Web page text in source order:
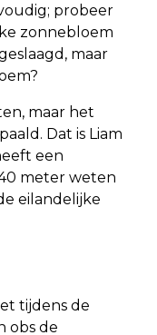
probeer
zonnebloem
maar
maar het
Dat is Liam
een
meter weten
eilandelijke
tijdens de
obs de